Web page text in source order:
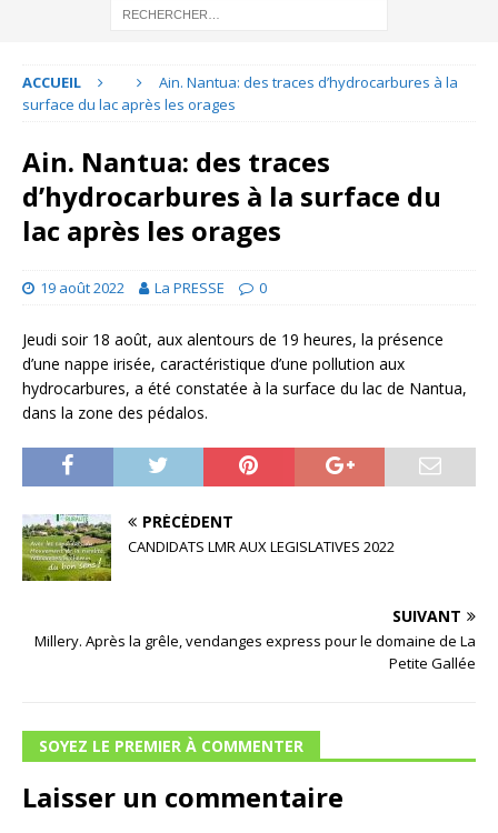
ACCUEIL
Ain. Nantua: des traces d’hydrocarbures à la
surface du lac après les orages
Ain. Nantua: des traces
d’hydrocarbures à la surface du
lac après les orages
19 août 2022 La PRESSE 0
Jeudi soir 18 août, aux alentours de 19 heures, la présence
d’une nappe irisée, caractéristique d’une pollution aux
hydrocarbures, a été constatée à la surface du lac de Nantua,
dans la zone des pédalos.
PRÉCÉDENT
CANDIDATS LMR AUX LEGISLATIVES 2022
SUIVANT
Millery. Après la grêle, vendanges express pour le domaine de La
Petite Gallée
SOYEZ LE PREMIER À COMMENTER
Laisser un commentaire